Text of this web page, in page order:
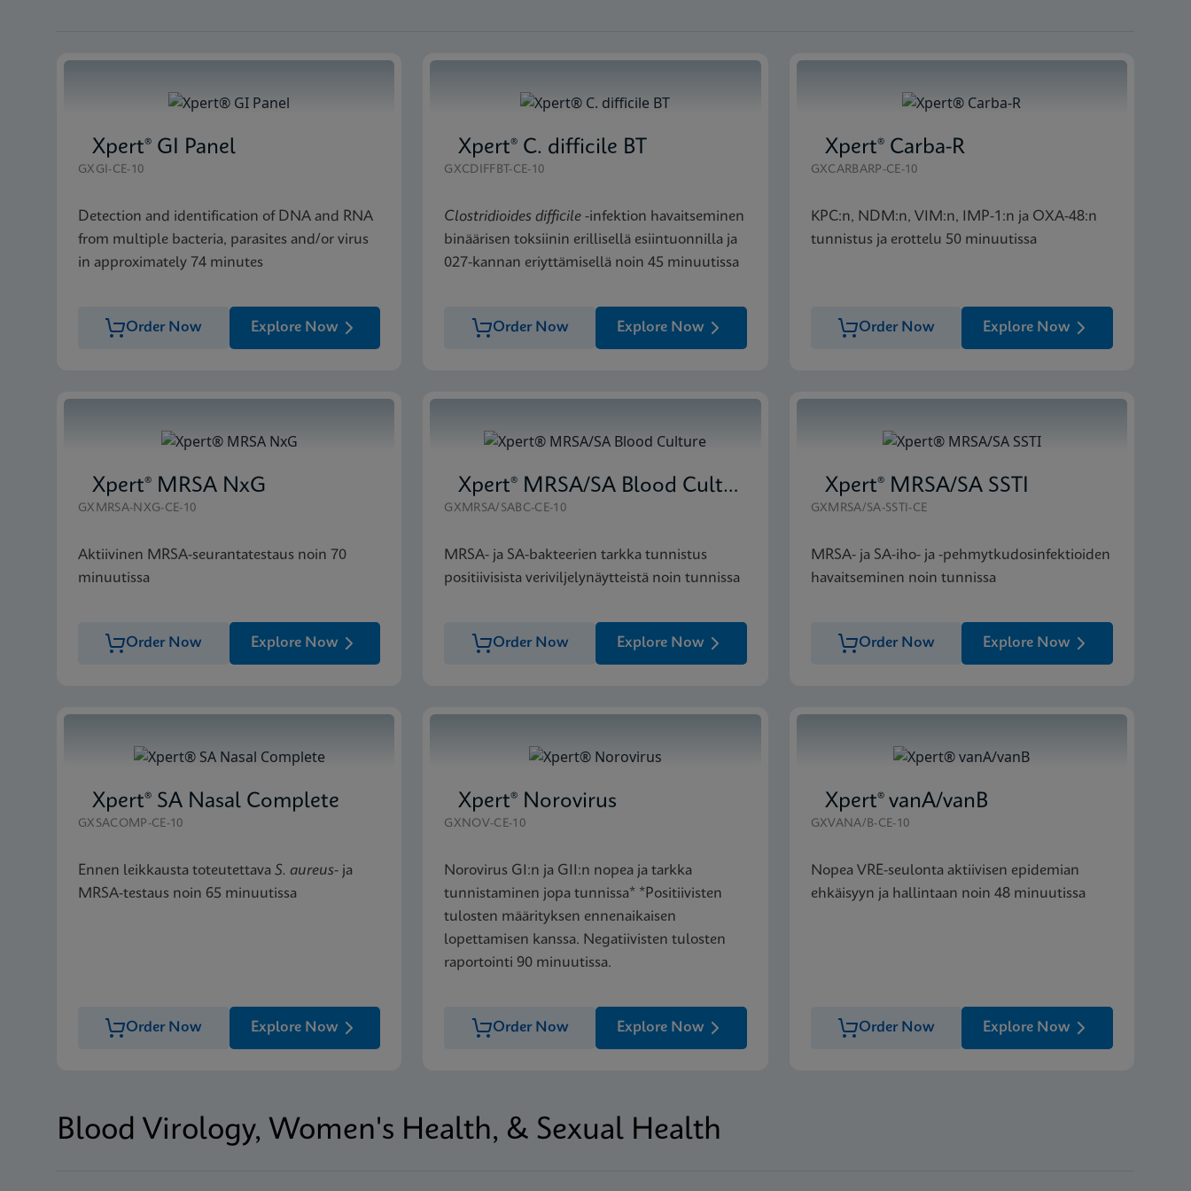
Xpert® GI Panel
GXGI-CE-10
Detection and identification of DNA and RNA
from multiple bacteria, parasites and/or virus
in approximately 74 minutes
Order Now Explore Now
Xpert® C. difficile BT
GXCDIFFBT-CE-10
Clostridioides difficile -infektion havaitseminen
binäärisen toksiinin erillisellä esiintuonnilla ja
027-kannan eriyttämisellä noin 45 minuutissa
Order Now Explore Now
Xpert® Carba-R
GXCARBARP-CE-10
KPC:n, NDM:n, VIM:n, IMP-1:n ja OXA-48:n
tunnistus ja erottelu 50 minuutissa
Order Now Explore Now
Xpert® MRSA NxG
GXMRSA-NXG-CE-10
Aktiivinen MRSA-seurantatestaus noin 70
minuutissa
Order Now Explore Now
Xpert® MRSA/SA Blood Culture
GXMRSA/SABC-CE-10
MRSA- ja SA-bakteerien tarkka tunnistus
positiivisista veriviljelynäytteistä noin tunnissa
Order Now Explore Now
Xpert® MRSA/SA SSTI
GXMRSA/SA-SSTI-CE
MRSA- ja SA-iho- ja -pehmytkudosinfektioiden
havaitseminen noin tunnissa
Order Now Explore Now
Xpert® SA Nasal Complete
GXSACOMP-CE-10
Ennen leikkausta toteutettava S. aureus- ja
MRSA-testaus noin 65 minuutissa
Order Now Explore Now
Xpert® Norovirus
GXNOV-CE-10
Norovirus GI:n ja GII:n nopea ja tarkka
tunnistaminen jopa tunnissa* *Positiivisten
tulosten määrityksen ennenaikaisen
lopettamisen kanssa. Negatiivisten tulosten
raportointi 90 minuutissa.
Order Now Explore Now
Xpert® vanA/vanB
GXVANA/B-CE-10
Nopea VRE-seulonta aktiivisen epidemian
ehkäisyyn ja hallintaan noin 48 minuutissa
Order Now Explore Now
Blood Virology, Women's Health, & Sexual Health